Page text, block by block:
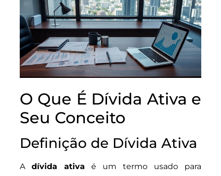
O Que É Dívida Ativa e
Seu Conceito
Definição de Dívida Ativa
A dívida ativa é um termo usado para